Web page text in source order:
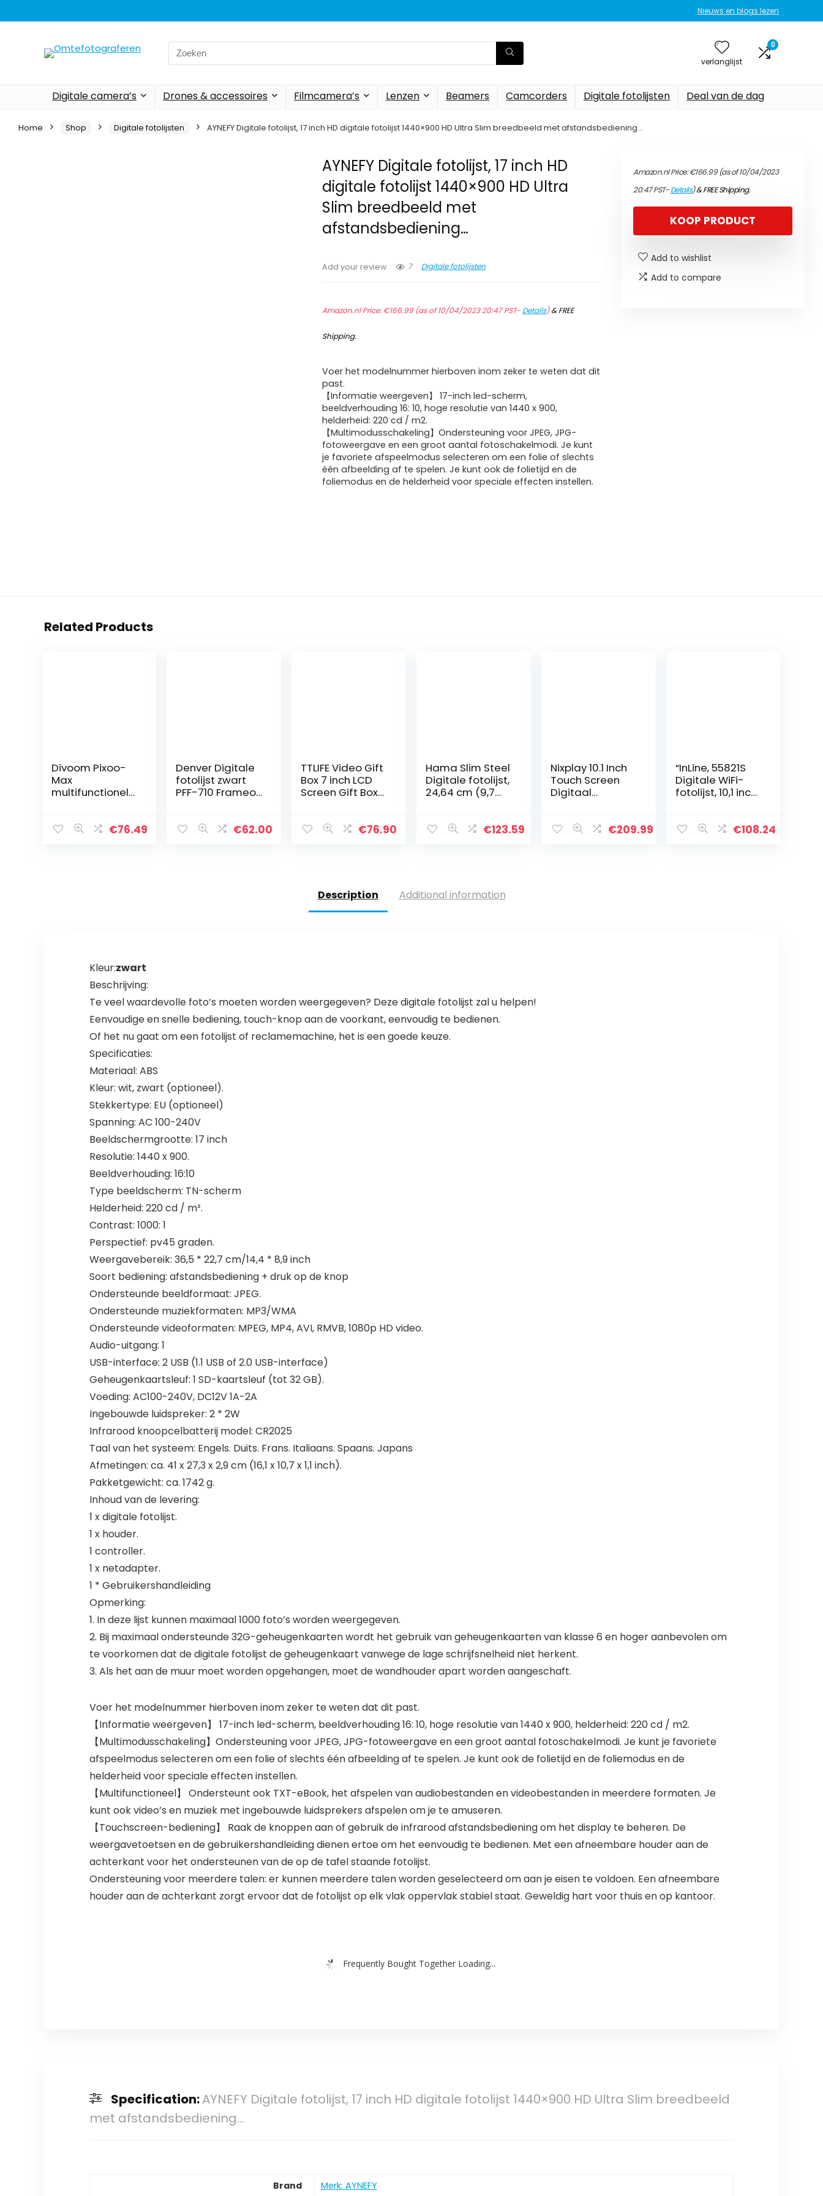
Nieuws en blogs lezen
Search
for:
verlanglijst
0
Digitale camera’s Drones & accessoires Filmcamera’s Lenzen Beamers Camcorders Digitale fotolijsten Deal van de dag
Home Shop Digitale fotolijsten AYNEFY Digitale fotolijst, 17 inch HD digitale fotolijst 1440×900 HD Ultra Slim breedbeeld met afstandsbediening…
AYNEFY Digitale fotolijst, 17 inch HD
digitale fotolijst 1440×900 HD Ultra
Slim breedbeeld met
afstandsbediening…
Add your review 7 Digitale fotolijsten
Amazon.nl Price:€166.99(as of 10/04/2023 20:47 PST- Details)&FREE
Shipping.
Voer het modelnummer hierboven inom zeker te weten dat dit
past.
【Informatie weergeven】 17-inch led-scherm,
beeldverhouding 16: 10, hoge resolutie van 1440 x 900,
helderheid: 220 cd / m2.
【Multimodusschakeling】Ondersteuning voor JPEG, JPG-
fotoweergave en een groot aantal fotoschakelmodi. Je kunt
je favoriete afspeelmodus selecteren om een folie of slechts
één afbeelding af te spelen. Je kunt ook de folietijd en de
foliemodus en de helderheid voor speciale effecten instellen.
Amazon.nl Price:€166.99(as of 10/04/2023
20:47 PST-Details)&FREE Shipping.
KOOP PRODUCT
Add to wishlist
Add to compare
Related Products
Divoom Pixoo-
Max
multifunctionele
programmeerb
€76.49
Denver Digitale
fotolijst zwart
PFF-710 Frameo
€62.00
TTLIFE Video Gift
Box 7 inch LCD
Screen Gift Box
Bruiloft
€76.90
Hama Slim Steel
Digitale fotolijst,
24,64 cm (9,7
kaartsleuf, USB
€123.59
Nixplay 10.1 Inch
Touch Screen
Digitaal
Foto’s direct via
€209.99
“InLine, 55821S
Digitale WiFi-
fotolijst, 10,1 inch,
touchscreen,
€108.24
Description Additional information
Kleur:zwart
Beschrijving:
Te veel waardevolle foto’s moeten worden weergegeven? Deze digitale fotolijst zal u helpen!
Eenvoudige en snelle bediening, touch-knop aan de voorkant, eenvoudig te bedienen.
Of het nu gaat om een fotolijst of reclamemachine, het is een goede keuze.
Specificaties:
Materiaal: ABS
Kleur: wit, zwart (optioneel).
Stekkertype: EU (optioneel)
Spanning: AC 100-240V
Beeldschermgrootte: 17 inch
Resolutie: 1440 x 900.
Beeldverhouding: 16:10
Type beeldscherm: TN-scherm
Helderheid: 220 cd / m².
Contrast: 1000: 1
Perspectief: pv45 graden.
Weergavebereik: 36,5 * 22,7 cm/14,4 * 8,9 inch
Soort bediening: afstandsbediening + druk op de knop
Ondersteunde beeldformaat: JPEG.
Ondersteunde muziekformaten: MP3/WMA
Ondersteunde videoformaten: MPEG, MP4, AVI, RMVB, 1080p HD video.
Audio-uitgang: 1
USB-interface: 2 USB (1.1 USB of 2.0 USB-interface)
Geheugenkaartsleuf: 1 SD-kaartsleuf (tot 32 GB).
Voeding: AC100-240V, DC12V 1A-2A
Ingebouwde luidspreker: 2 * 2W
Infrarood knoopcelbatterij model: CR2025
Taal van het systeem: Engels. Duits. Frans. Italiaans. Spaans. Japans
Afmetingen: ca. 41 x 27,3 x 2,9 cm (16,1 x 10,7 x 1,1 inch).
Pakketgewicht: ca. 1742 g.
Inhoud van de levering:
1 x digitale fotolijst.
1 x houder.
1 controller.
1 x netadapter.
1 * Gebruikershandleiding
Opmerking:
1. In deze lijst kunnen maximaal 1000 foto’s worden weergegeven.
2. Bij maximaal ondersteunde 32G-geheugenkaarten wordt het gebruik van geheugenkaarten van klasse 6 en hoger aanbevolen om
te voorkomen dat de digitale fotolijst de geheugenkaart vanwege de lage schrijfsnelheid niet herkent.
3. Als het aan de muur moet worden opgehangen, moet de wandhouder apart worden aangeschaft.
Voer het modelnummer hierboven inom zeker te weten dat dit past.
【Informatie weergeven】 17-inch led-scherm, beeldverhouding 16: 10, hoge resolutie van 1440 x 900, helderheid: 220 cd / m2.
【Multimodusschakeling】Ondersteuning voor JPEG, JPG-fotoweergave en een groot aantal fotoschakelmodi. Je kunt je favoriete
afspeelmodus selecteren om een folie of slechts één afbeelding af te spelen. Je kunt ook de folietijd en de foliemodus en de
helderheid voor speciale effecten instellen.
【Multifunctioneel】 Ondersteunt ook TXT-eBook, het afspelen van audiobestanden en videobestanden in meerdere formaten. Je
kunt ook video’s en muziek met ingebouwde luidsprekers afspelen om je te amuseren.
【Touchscreen-bediening】 Raak de knoppen aan of gebruik de infrarood afstandsbediening om het display te beheren. De
weergavetoetsen en de gebruikershandleiding dienen ertoe om het eenvoudig te bedienen. Met een afneembare houder aan de
achterkant voor het ondersteunen van de op de tafel staande fotolijst.
Ondersteuning voor meerdere talen: er kunnen meerdere talen worden geselecteerd om aan je eisen te voldoen. Een afneembare
houder aan de achterkant zorgt ervoor dat de fotolijst op elk vlak oppervlak stabiel staat. Geweldig hart voor thuis en op kantoor.
Frequently Bought Together Loading...
Specification:AYNEFY Digitale fotolijst, 17 inch HD digitale fotolijst 1440×900 HD Ultra Slim breedbeeld
met afstandsbediening…
Brand Merk: AYNEFY